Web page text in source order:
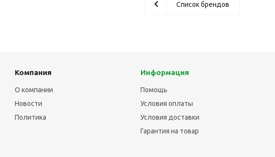
Список брендов
Компания
О компании
Новости
Политика
Информация
Помощь
Условия оплаты
Условия доставки
Гарантия на товар